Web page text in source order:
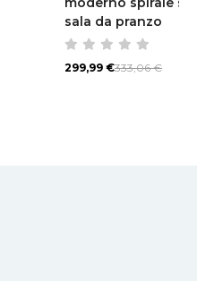
sala da pranzo
299,99 €333,06 €